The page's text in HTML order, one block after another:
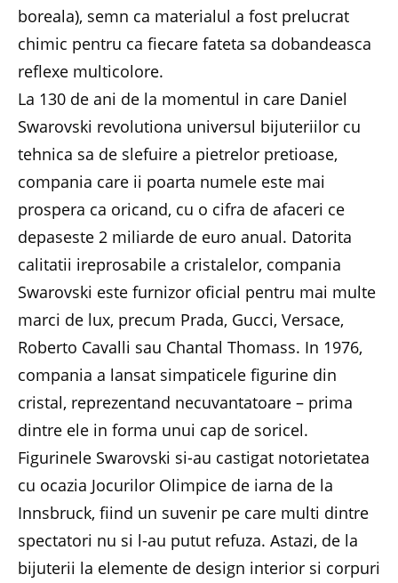
boreala), semn ca materialul a fost prelucrat
chimic pentru ca fiecare fateta sa dobandeasca
reflexe multicolore.
La 130 de ani de la momentul in care Daniel
Swarovski revolutiona universul bijuteriilor cu
tehnica sa de slefuire a pietrelor pretioase,
compania care ii poarta numele este mai
prospera ca oricand, cu o cifra de afaceri ce
depaseste 2 miliarde de euro anual. Datorita
calitatii ireprosabile a cristalelor, compania
Swarovski este furnizor oficial pentru mai multe
marci de lux, precum Prada, Gucci, Versace,
Roberto Cavalli sau Chantal Thomass. In 1976,
compania a lansat simpaticele figurine din
cristal, reprezentand necuvantatoare – prima
dintre ele in forma unui cap de soricel.
Figurinele Swarovski si-au castigat notorietatea
cu ocazia Jocurilor Olimpice de iarna de la
Innsbruck, fiind un suvenir pe care multi dintre
spectatori nu si l-au putut refuza. Astazi, de la
bijuterii la elemente de design interior si corpuri